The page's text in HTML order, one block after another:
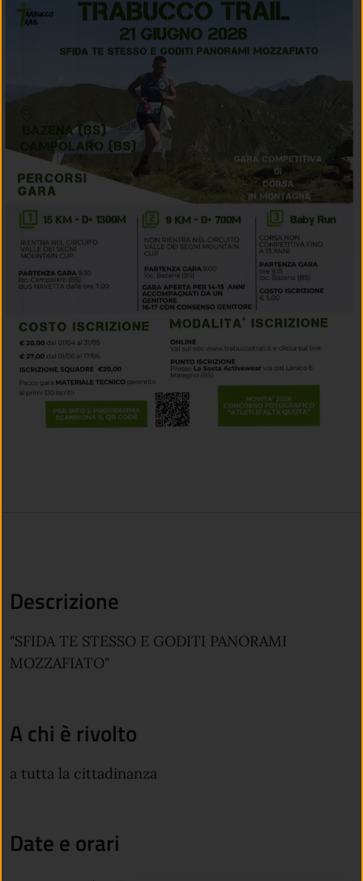
Descrizione
"SFIDA TE STESSO E GODITI PANORAMI
MOZZAFIATO"
A chi è rivolto
a tutta la cittadinanza
Date e orari